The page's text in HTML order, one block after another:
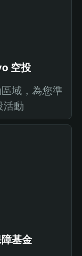
空投
域，為您準
活動
基金